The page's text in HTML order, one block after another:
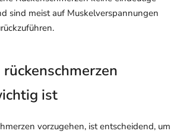
sind meist auf Muskelverspannungen
ist
vorzugehen, ist entscheidend, um